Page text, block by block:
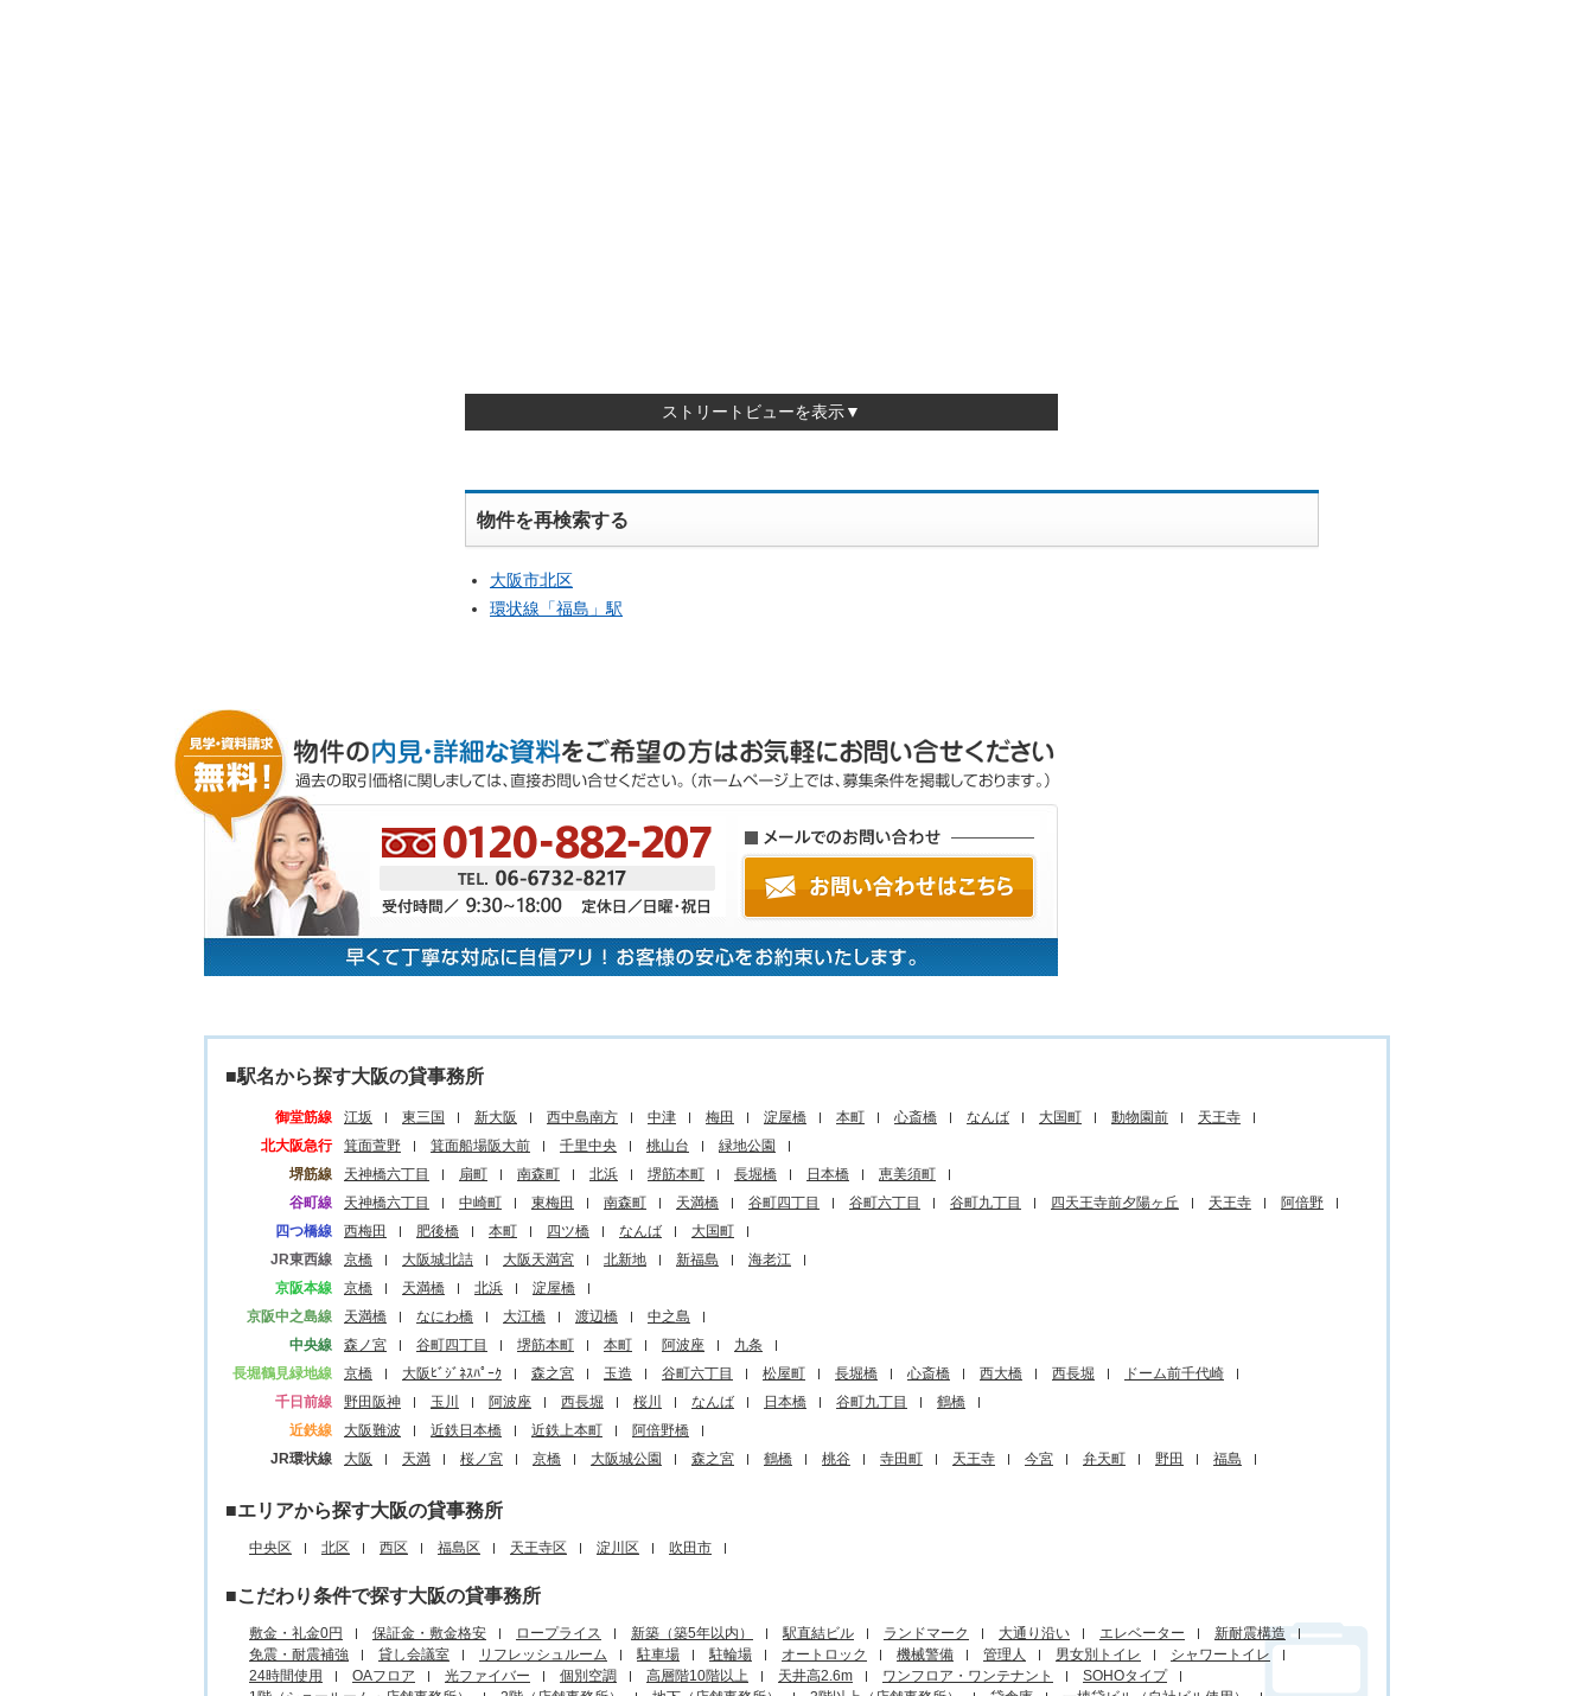
ストリートビューを表示▼
物件を再検索する
大阪市北区
環状線「福島 」駅
■駅名から探す大阪の貸事務所
御堂筋線 江坂 東三国 新大阪 西中島南方 中津 梅田 淀屋橋 本町 心斎橋 なんば 大国町 動物園前
天王寺
北大阪急行
箕面萱野 箕面船場阪大前 千里中央 桃山台
緑地公園
堺筋線
天神橋六丁目 扇町 南森町 北浜 堺筋本町 長堀橋 日本橋
恵美須町
谷町線
天神橋六丁目 中崎町 東梅田 南森町 天満橋 谷町四丁目 谷町六丁目 谷町九丁目 四天王寺前夕陽ヶ丘 天王寺
阿倍野
四つ橋線
西梅田 肥後橋 本町 四ツ橋 なんば
大国町
JR東西線
京橋 大阪城北詰 大阪天満宮 北新地 新福島
海老江
京阪本線
京橋 天満橋 北浜
淀屋橋
京阪中之島線
天満橋 なにわ橋 大江橋 渡辺橋
中之島
中央線
森ノ宮 谷町四丁目 堺筋本町 本町 阿波座
九条
長堀鶴見緑地線
京橋 大阪ﾋﾞｼﾞﾈｽﾊﾟｰｸ 森之宮 玉造 谷町六丁目 松屋町 長堀橋 心斎橋 西大橋 西長堀
ドーム前千代崎
千日前線
野田阪神 玉川 阿波座 西長堀 桜川 なんば 日本橋 谷町九丁目
鶴橋
近鉄線
大阪難波 近鉄日本橋 近鉄上本町
阿倍野橋
JR環状線
大阪 天満 桜ノ宮 京橋 大阪城公園 森之宮 鶴橋 桃谷 寺田町 天王寺 今宮 弁天町 野田 福島
■エリアから探す大阪の貸事務所
中央区 北区 西区 福島区 天王寺区 淀川区 吹田市
■こだわり条件で探す大阪の貸事務所
敷金・礼金0円 保証金・敷金格安 ロープライス 新築（築5年以内） 駅直結ビル ランドマーク 大通り沿い エレベーター
新耐震構造
免震・耐震補強
貸し会議室 リフレッシュルーム 駐車場 駐輪場 オートロック 機械警備 管理人 男女別トイレ
シャワートイレ
24時間使用
OAフロア 光ファイバー 個別空調 高層階10階以上 天井高2.6m ワンフロア・ワンテナント
SOHOタイプ